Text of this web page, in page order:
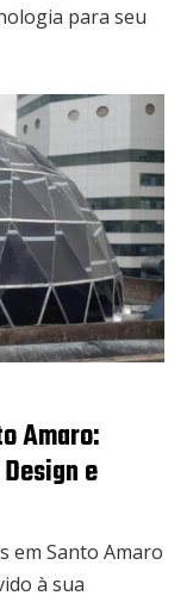
para seu
Amaro:
e
em Santo Amaro
à sua